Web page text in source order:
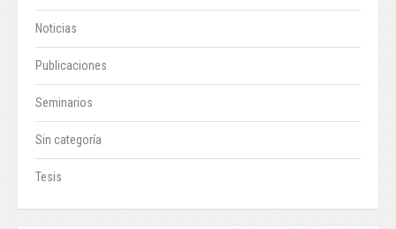
Noticias
Publicaciones
Seminarios
Sin categoría
Tesis